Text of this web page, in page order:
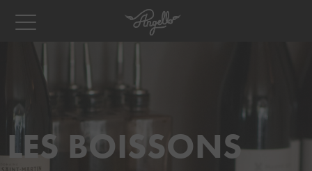
LES BOISSONS